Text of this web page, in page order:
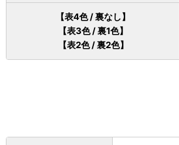
【表4色 / 裏なし】
【表3色 / 裏1色】
【表2色 / 裏2色】